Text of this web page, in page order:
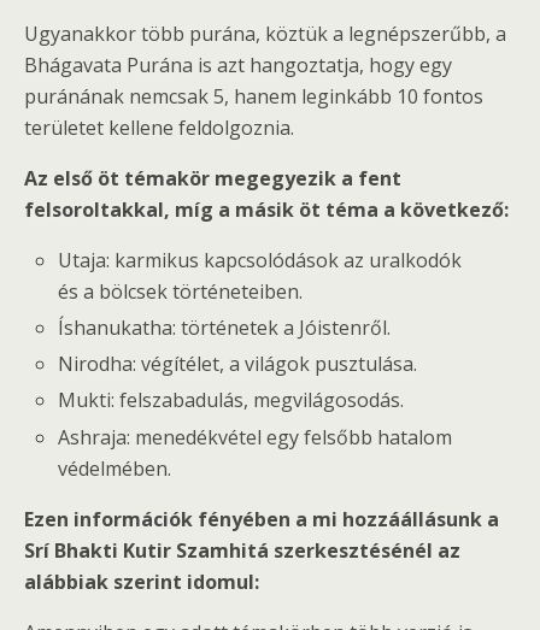
Ugyanakkor több purána, köztük a legnépszerűbb, a
Bhágavata Purána is azt hangoztatja, hogy egy
puránának nemcsak 5, hanem leginkább 10 fontos
területet kellene feldolgoznia.
Az első öt témakör megegyezik a fent
felsoroltakkal, míg a másik öt téma a következő:
Utaja: karmikus kapcsolódások az uralkodók
és a bölcsek történeteiben.
Íshanukatha: történetek a Jóistenről.
Nirodha: végítélet, a világok pusztulása.
Mukti: felszabadulás, megvilágosodás.
Ashraja: menedékvétel egy felsőbb hatalom
védelmében.
Ezen információk fényében a mi hozzáállásunk a
Srí Bhakti Kutir Szamhitá szerkesztésénél az
alábbiak szerint idomul: